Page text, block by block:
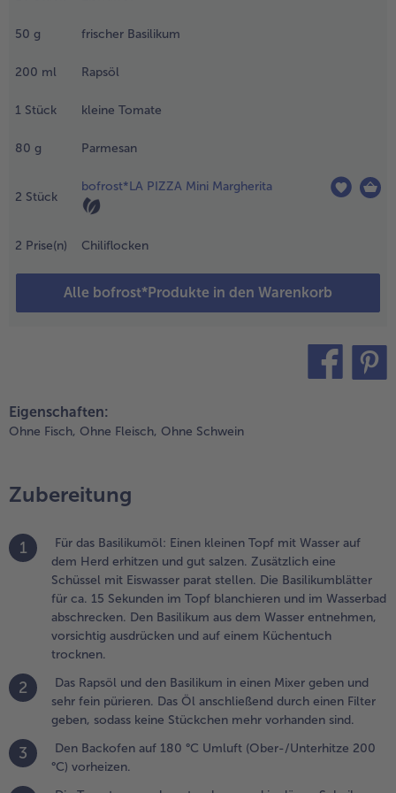
50 g frischer Basilikum
200 ml Rapsöl
1 Stück kleine Tomate
80 g Parmesan
2 Stück
bofrost*LA PIZZA Mini Margherita
2 Prise(n) Chiliflocken
Alle bofrost*Produkte in den Warenkorb
gut salzen.
mit
Die
ca. 15
Rapsöl
den
Mixer
und
Das
einen
geben,
keine
Eigenschaften:
Ohne Fisch, Ohne Fleisch, Ohne Schwein
Zubereitung
1
Für das Basilikumöl: Einen kleinen Topf mit Wasser auf
dem Herd erhitzen und gut salzen. Zusätzlich eine
Schüssel mit Eiswasser parat stellen. Die Basilikumblätter
für ca. 15 Sekunden im Topf blanchieren und im Wasserbad
abschrecken. Den Basilikum aus dem Wasser entnehmen,
vorsichtig ausdrücken und auf einem Küchentuch
trocknen.
2
Das Rapsöl und den Basilikum in einen Mixer geben und
sehr fein pürieren. Das Öl anschließend durch einen Filter
geben, sodass keine Stückchen mehr vorhanden sind.
3
Den Backofen auf 180 °C Umluft (Ober-/Unterhitze 200
°C) vorheizen.